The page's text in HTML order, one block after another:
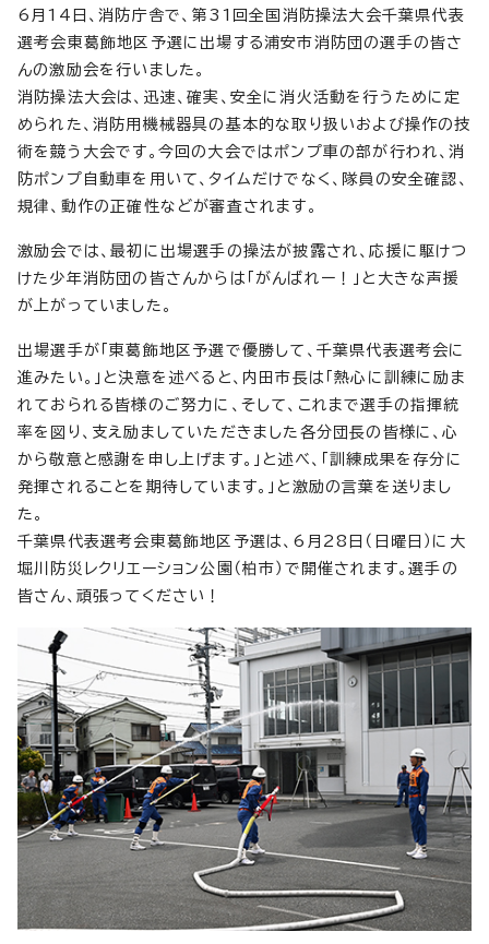
6月14日、消防庁舎で、第31回全国消防操法大会千葉県代表
選考会東葛飾地区予選に出場する浦安市消防団の選手の皆さ
んの激励会を行いました。
消防操法大会は、迅速、確実、安全に消火活動を行うために定
められた、消防用機械器具の基本的な取り扱いおよび操作の技
術を競う大会です。今回の大会ではポンプ車の部が行われ、消
防ポンプ自動車を用いて、タイムだけでなく、隊員の安全確認、
規律、動作の正確性などが審査されます。
激励会では、最初に出場選手の操法が披露され、応援に駆けつ
けた少年消防団の皆さんからは「がんばれー！」と大きな声援
が上がっていました。
出場選手が「東葛飾地区予選で優勝して、千葉県代表選考会に
進みたい。」と決意を述べると、内田市長は「熱心に訓練に励ま
れておられる皆様のご努力に、そして、これまで選手の指揮統
率を図り、支え励ましていただきました各分団長の皆様に、心
から敬意と感謝を申し上げます。」と述べ、「訓練成果を存分に
発揮されることを期待しています。」と激励の言葉を送りまし
た。
千葉県代表選考会東葛飾地区予選は、6月28日（日曜日）に大
堀川防災レクリエーション公園（柏市）で開催されます。選手の
皆さん、頑張ってください！